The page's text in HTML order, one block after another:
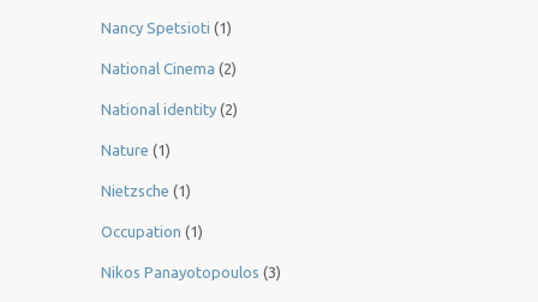
Nancy Spetsioti (1)
National Cinema (2)
National identity (2)
Nature (1)
Nietzsche (1)
Occupation (1)
Nikos Panayotopoulos (3)